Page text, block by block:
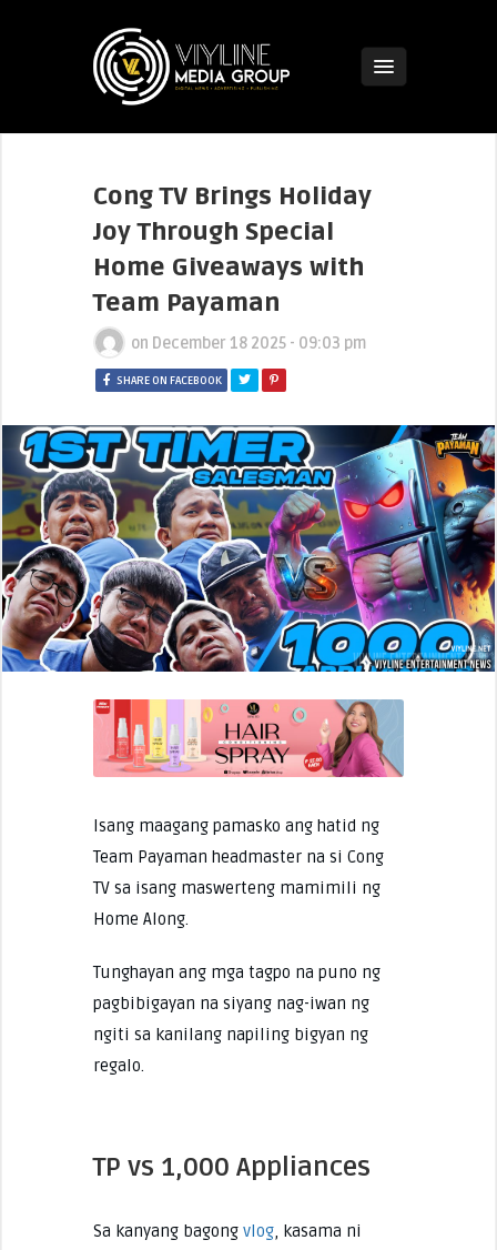
Cong TV Brings Holiday
Joy Through Special
Home Giveaways with
Team Payaman
on December 18 2025 - 09:03 pm
SHARE ON FACEBOOK
Isang maagang pamasko ang hatid ng
Team Payaman headmaster na si Cong
TV sa isang maswerteng mamimili ng
Home Along.
Tunghayan ang mga tagpo na puno ng
pagbibigayan na siyang nag-iwan ng
ngiti sa kanilang napiling bigyan ng
regalo.
TP vs 1,000 Appliances
Sa kanyang bagong vlog, kasama ni